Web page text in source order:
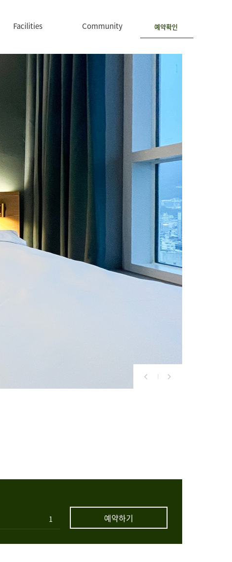
Facilities Community 예약확인
예약하기